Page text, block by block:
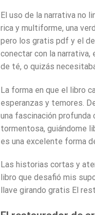
El uso de la narrativa no
rica y multiforme, una
pero los gratis pdf y el
conectar con la
de té, o quizás
La forma en que el libro
esperanzas y temores.
una fascinación profunda
tormentosa, guiándome
es una excelente forma
Las historias cortas y
libro que desafió mis
llave girando gratis El